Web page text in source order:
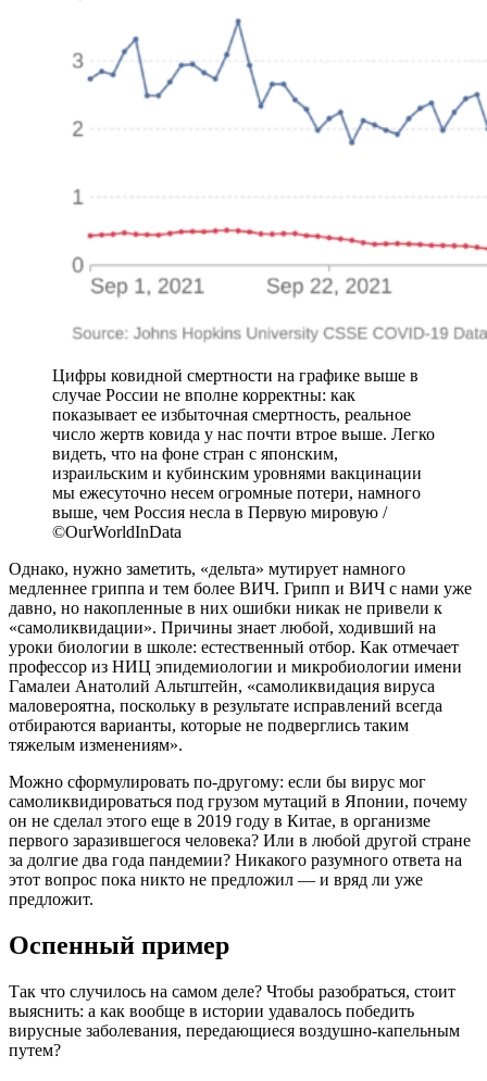
Цифры ковидной смертности на графике выше в
случае России не вполне корректны: как
показывает ее избыточная смертность, реальное
число жертв ковида у нас почти втрое выше. Легко
видеть, что на фоне стран с японским,
израильским и кубинским уровнями вакцинации
мы ежесуточно несем огромные потери, намного
выше, чем Россия несла в Первую мировую /
©OurWorldInData
Однако, нужно заметить, «дельта» мутирует намного
медленнее гриппа и тем более ВИЧ. Грипп и ВИЧ с нами уже
давно, но накопленные в них ошибки никак не привели к
«самоликвидации». Причины знает любой, ходивший на
уроки биологии в школе: естественный отбор. Как отмечает
профессор из НИЦ эпидемиологии и микробиологии имени
Гамалеи Анатолий Альтштейн, «самоликвидация вируса
маловероятна, поскольку в результате исправлений всегда
отбираются варианты, которые не подверглись таким
тяжелым изменениям».
Можно сформулировать по-другому: если бы вирус мог
самоликвидироваться под грузом мутаций в Японии, почему
он не сделал этого еще в 2019 году в Китае, в организме
первого заразившегося человека? Или в любой другой стране
за долгие два года пандемии? Никакого разумного ответа на
этот вопрос пока никто не предложил — и вряд ли уже
предложит.
Оспенный пример
Так что случилось на самом деле? Чтобы разобраться, стоит
выяснить: а как вообще в истории удавалось победить
вирусные заболевания, передающиеся воздушно-капельным
путем?